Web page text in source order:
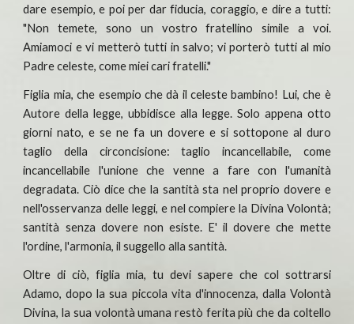
dare esempio, e poi per dar fiducia, coraggio, e dire a tutti:
"Non temete, sono un vostro fratellino simile a voi.
Amiamoci e vi metterò tutti in salvo; vi porterò tutti al mio
Padre celeste, come miei cari fratelli."
Figlia mia, che esempio che dà il celeste bambino! Lui, che è
Autore della legge, ubbidisce alla legge. Solo appena otto
giorni nato, e se ne fa un dovere e si sottopone al duro
taglio della circoncisione: taglio incancellabile, come
incancellabile l'unione che venne a fare con l'umanità
degradata. Ciò dice che la santità sta nel proprio dovere e
nell'osservanza delle leggi, e nel compiere la Divina Volontà;
santità senza dovere non esiste. E' il dovere che mette
l'ordine, l'armonia, il suggello alla santità.
Oltre di ciò, figlia mia, tu devi sapere che col sottrarsi
Adamo, dopo la sua piccola vita d'innocenza, dalla Volontà
Divina, la sua volontà umana restò ferita più che da coltello